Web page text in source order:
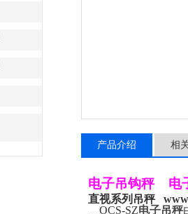
产品介绍 相
电子吊钩秤 电
直视系列吊秤
OCS-SZ电子吊秤